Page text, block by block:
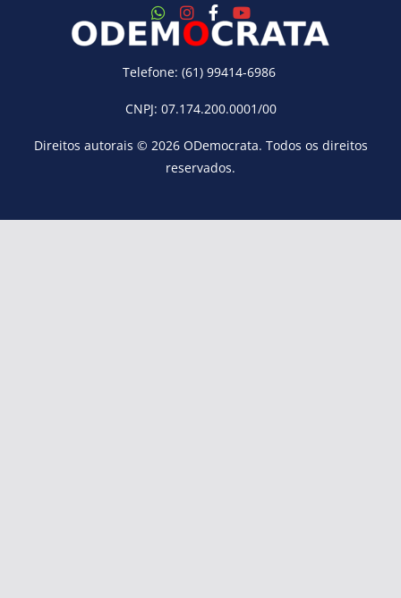
Telefone: (61) 99414-6986
CNPJ: 07.174.200.0001/00
Direitos autorais © 2026 ODemocrata. Todos os direitos
reservados.